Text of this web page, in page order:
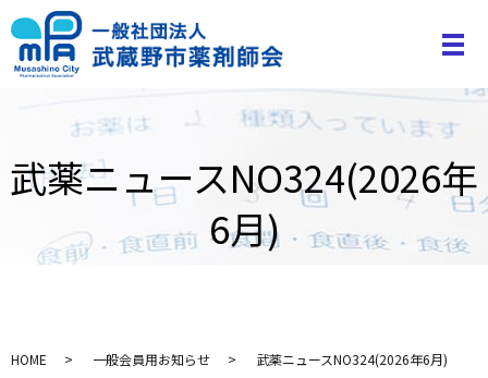
武薬ニュースNO324(2026年
6月)
HOME 一般会員用お知らせ 武薬ニュースNO324(2026年6月)